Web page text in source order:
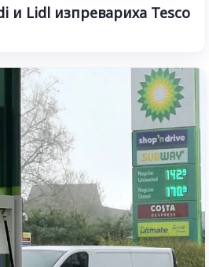
и Lidl изпревариха Tesco